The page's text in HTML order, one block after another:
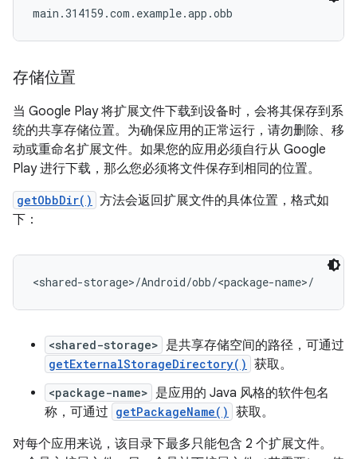
main.314159.com.example.app.obb
存储位置
当 Google Play 将扩展文件下载到设备时，会将其保存到系
统的共享存储位置。为确保应用的正常运行，请勿删除、移
动或重命名扩展文件。如果您的应用必须自行从 Google
Play 进行下载，那么您必须将文件保存到相同的位置。
getObbDir() 方法会返回扩展文件的具体位置，格式如
下：
<shared-storage> 是共享存储空间的路径，可通过
getExternalStorageDirectory() 获取。
<package-name> 是应用的 Java 风格的软件包名
称，可通过 getPackageName() 获取。
对每个应用来说，该目录下最多只能包含 2 个扩展文件。